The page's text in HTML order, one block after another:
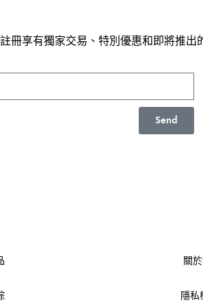
註冊享有獨家交易、特別優惠和即將推出
Send
關
隱私